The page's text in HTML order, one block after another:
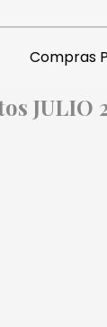
Compras
JULIO